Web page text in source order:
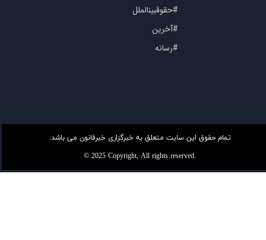
#حقوقبینالملل
#آخرین
#رسانه
تمام حقوق این سایت متعلق به خبرگزاری خبرقانون می باشد.
© 2025 Copyright, All rights reserved.